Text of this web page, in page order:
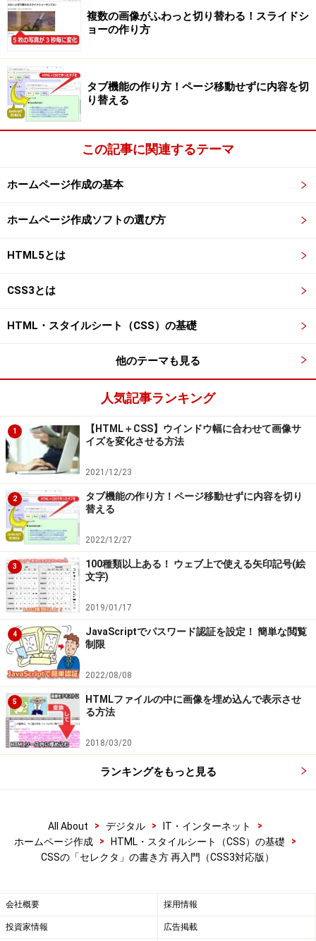
■IDセレクタ：（指定のIDだけに適用）
#ID名
以下のように記述すると、IDが「grape」の要素に限定し
て、文字色が紫色になります。
#grape
※クラスセレクタやIDセレクタは、タイプセレクタと合
わせて以下のようにも記述できます。例えば、下記のよ
うに記述すると、class名が「melon」であるstrong要素
だけに適用されます。
strong.melon
さて、CSSの「セレクタ」の書き方は、上記の4種類だけ
て、スタイルの適用対象を絞り込みやすくなっていま
す。
子孫関係や隣接関係で適用対象を絞るセレ
クタの書き方
例えば、「p要素の内側に含まれるa要素」だけを適用対
象にしたい場合は、以下のように要素名を半角スペース
で繋げて記述します。この書き方は、かなり頻繁に利用
されているでしょう。
p a
この場合は、「p要素の内側にある『すべてのa要素』」
が適用対象になります。
しかし、もっと条件を限定して、
p要素の
にする
p要素に隣接しているa要素だけを対象にする
p要素よりも
などの記述方法もあります。詳しくは2ページ目でご紹
介致します。
属性や属性値の内容で適用対象を絞るセレ
クタの書き方
HTMLの各要素には、属性と属性値が付加されているこ
とがあります。例えば、リンクを作るa要素では、以下の
ように（リンク先URLを指定する）href属性や、（表示
す。
<a href="http://allabout.co.jp/" target
複数の画像がふわっと切り替わる！スライドシ
ョーの作り方
タブ機能の作り方！ページ移動せずに内容を切
り替える
この記事に関連するテーマ
ホームページ作成の基本
ホームページ作成ソフトの選び方
HTML5とは
CSS3とは
HTML・スタイルシート（CSS）の基礎
他のテーマも見る
人気記事ランキング
1
【HTML＋CSS】ウインドウ幅に合わせて画像サ
イズを変化させる方法
2021/12/23
2
タブ機能の作り方！ページ移動せずに内容を切り
替える
2022/12/27
3
100種類以上ある！ ウェブ上で使える矢印記号(絵
文字)
2019/01/17
4
JavaScriptでパスワード認証を設定！ 簡単な閲覧
制限
2022/08/08
5
HTMLファイルの中に画像を埋め込んで表示させ
る方法
2018/03/20
ランキングをもっと見る
All About > デジタル > IT・インターネット
>
ホームページ作成
> HTML・スタイルシート（CSS）の基礎
>
CSSの「セレクタ」の書き方 再入門（CSS3対応版）
会社概要 採用情報
投資家情報 広告掲載